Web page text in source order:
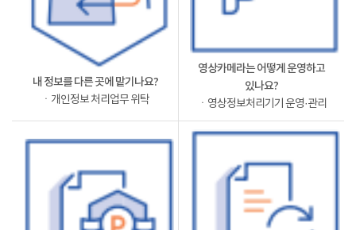
내 정보를 다른 곳에 맡기나요?
ㆍ개인정보 처리업무 위탁
영상카메라는 어떻게 운영하고
있나요?
ㆍ영상정보처리기기 운영·관리